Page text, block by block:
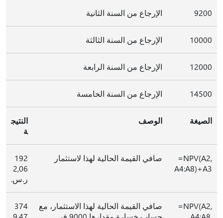
9200 الإرجاع من السنة الثانية
10000 الإرجاع من السنة الثالثة
12000 الإرجاع من السنة الرابعة
14500 الإرجاع من السنة الخامسة
الصيغة الوصف
النتيج
ة
‎=NPV(A2,
A4:A8)+A3
صافي القيمة الحالية لهذا لاستثمار
192
2,06
ر.س.
‎=NPV(A2,
صافي القيمة الحالية لهذا الاستثمار، مع
374